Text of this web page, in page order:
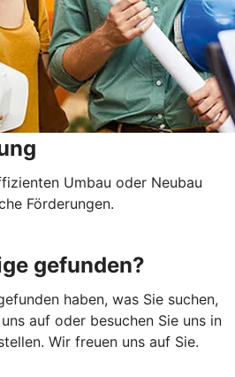
Umbau oder Neubau
Förderungen.
gefunden?
haben, was Sie suchen,
auf oder besuchen Sie uns in
Wir freuen uns auf Sie.